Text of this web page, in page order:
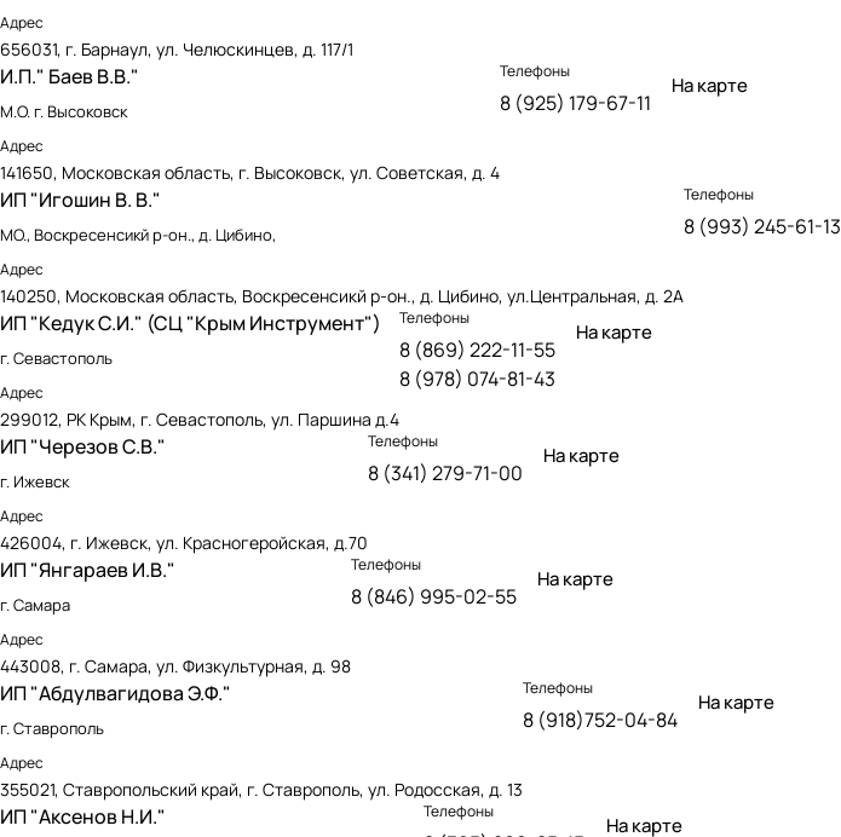
Адрес
656031, г. Барнаул, ул. Челюскинцев, д. 117/1
И.П." Баев В.В."
М.О. г. Высоковск
Адрес
141650, Московская область, г. Высоковск, ул. Советская, д. 4
Телефоны
8 (925) 179-67-11
На карте
ИП "Игошин В. В."
МО., Воскресенсикй р-он., д. Цибино,
Адрес
140250, Московская область, Воскресенсикй р-он., д. Цибино, ул.Центральная, д. 2А
Телефоны
8 (993) 245-61-13
ИП "Кедук С.И." (СЦ "Крым Инструмент")
г. Севастополь
Адрес
299012, РК Крым, г. Севастополь, ул. Паршина д.4
Телефоны
8 (869) 222-11-55
8 (978) 074-81-43
На карте
ИП "Черезов С.В."
г. Ижевск
Адрес
426004, г. Ижевск, ул. Красногеройская, д.70
Телефоны
8 (341) 279-71-00
На карте
ИП "Янгараев И.В."
г. Самара
Адрес
443008, г. Самара, ул. Физкультурная, д. 98
Телефоны
8 (846) 995-02-55
На карте
ИП "Абдулвагидова Э.Ф."
г. Ставрополь
Адрес
355021, Ставропольский край, г. Ставрополь, ул. Родосская, д. 13
Телефоны
8 (918)752-04-84
На карте
ИП "Аксенов Н.И." Телефоны
На карте